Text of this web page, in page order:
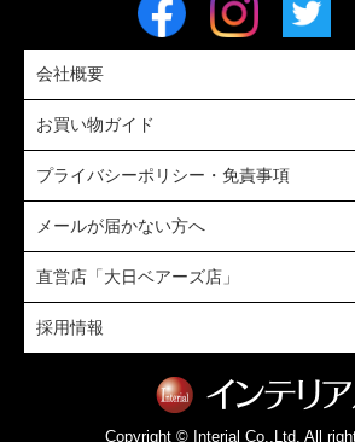
会社概要
お買い物ガイド
プライバシーポリシー・免責事項
メールが届かない方へ
直営店「大日ベアーズ店」
採用情報
Copyright © Interial Co.,Ltd. All